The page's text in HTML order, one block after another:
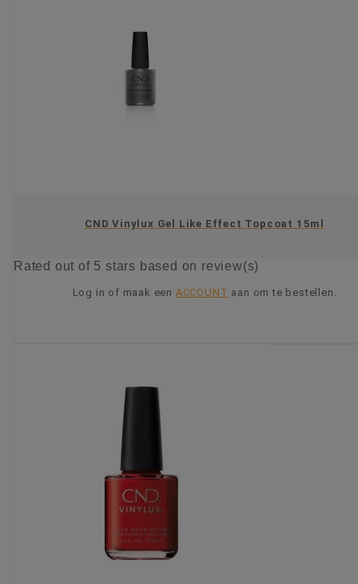
CND Vinylux Gel Like Effect Topcoat 15ml
Rated out of 5 stars based on review(s)
Log in of maak een ACCOUNT aan om te bestellen.